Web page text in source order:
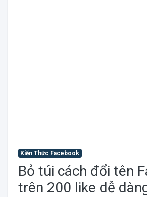
Kiến Thức Facebook
Bỏ túi cách đổi tên
trên 200 like dễ